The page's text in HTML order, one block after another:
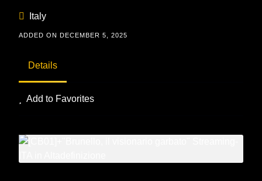
Italy
ADDED ON DECEMBER 5, 2025
Details
Add to Favorites